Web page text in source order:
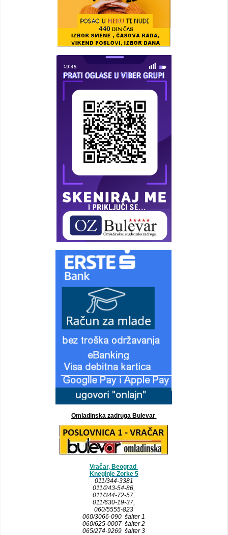
Omladinska zadruga Bulevar
Vračar, Beograd
Kneginje Zorke 5
011/344-3381
011/243-54-86,
011/344-72-57,
011/630-19-37,
060/5555-823
060/3066-090 šalter 1
060/625-0007 šalter 2
065/274-9269 šalter 3